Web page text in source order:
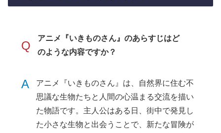
Q
アニメ『いきものさん』のあらすじはど
のような内容ですか？
A
アニメ『いきものさん』は、自然界に住む不
思議な生物たちと人間の心温まる交流を描い
た物語です。主人公はある日、街中で発見し
た小さな生物と出会うことで、新たな冒険が